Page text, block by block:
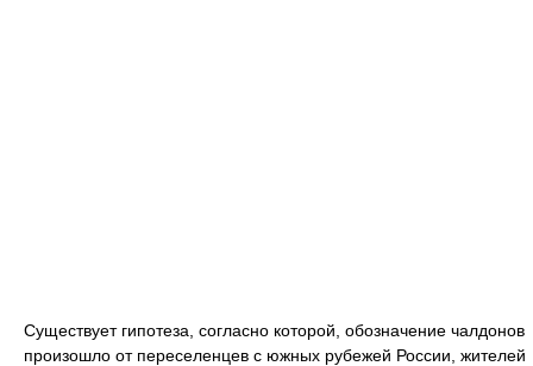
Существует гипотеза, согласно которой, обозначение чалдонов
произошло от переселенцев с южных рубежей России, жителей